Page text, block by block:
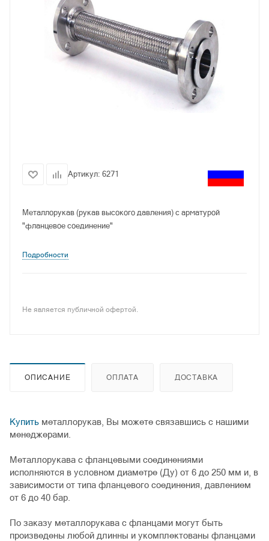
Артикул: 6271
Металлорукав (рукав высокого давления) с арматурой
"фланцевое соединение"
Подробности
Не является публичной офертой.
ОПИСАНИЕ ОПЛАТА ДОСТАВКА
Купить металлорукав, Вы можете связавшись с нашими
менеджерами.
Металлорукава с фланцевыми соединениями
исполняются в условном диаметре (Ду) от 6 до 250 мм и, в
зависимости от типа фланцевого соединения, давлением
от 6 до 40 бар.
По заказу металлорукава с фланцами могут быть
произведены любой длинны и укомплектованы фланцами